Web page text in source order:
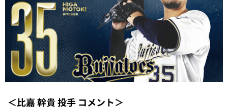
＜比嘉 幹貴 投手 コメント＞